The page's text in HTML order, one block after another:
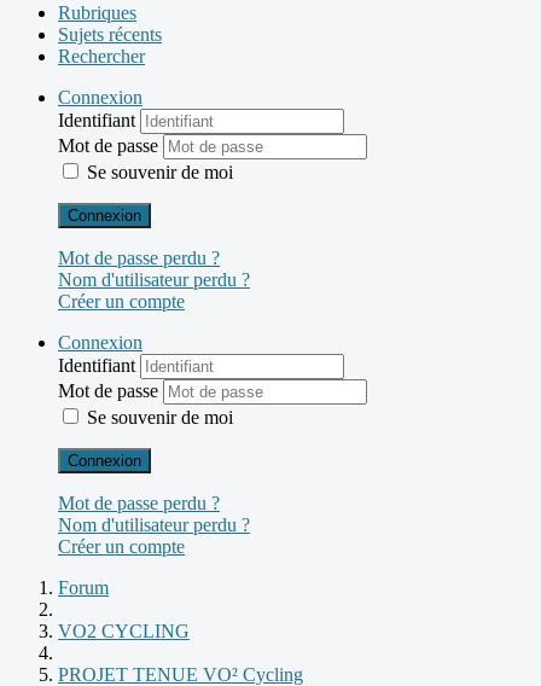
Rubriques
Sujets récents
Rechercher
Connexion
Identifiant
Mot de passe
Se souvenir de moi
Connexion
Mot de passe perdu ?
Nom d'utilisateur perdu ?
Créer un compte
Connexion
Identifiant
Mot de passe
Se souvenir de moi
Connexion
Mot de passe perdu ?
Nom d'utilisateur perdu ?
Créer un compte
Forum
VO2 CYCLING
PROJET TENUE VO² Cycling